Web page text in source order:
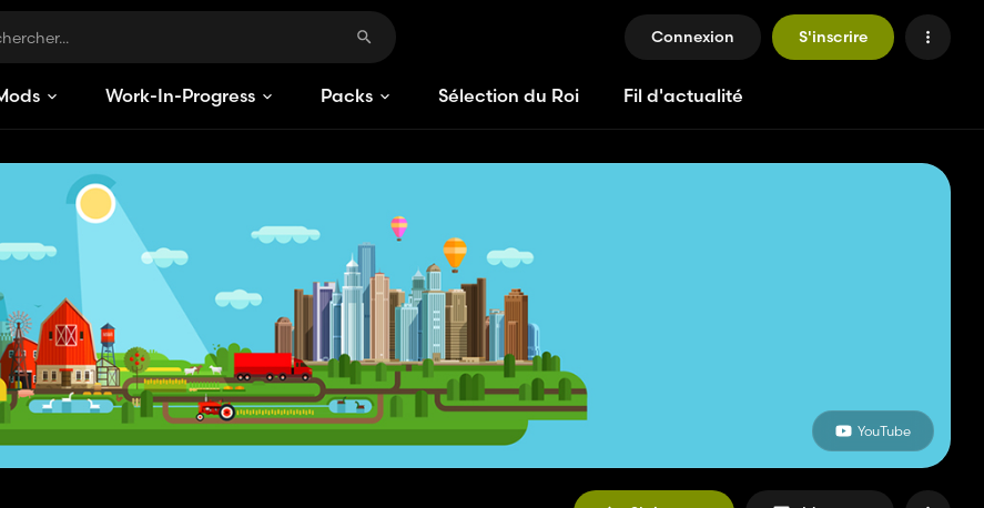
Connexion S'inscrire
Work-In-Progress Packs Sélection du Roi Fil d'actualité
YouTube